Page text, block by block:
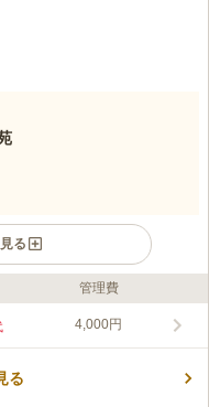
る
しの良い墓苑です。 宗教不
すぐ近くに駐車することも可
管理費
4,000円
る